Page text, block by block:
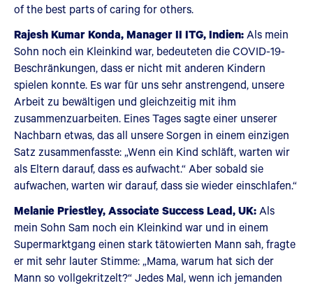
of the best parts of caring for others.
Rajesh Kumar Konda, Manager II ITG, Indien: Als mein
Sohn noch ein Kleinkind war, bedeuteten die COVID-19-
Beschränkungen, dass er nicht mit anderen Kindern
spielen konnte. Es war für uns sehr anstrengend, unsere
Arbeit zu bewältigen und gleichzeitig mit ihm
zusammenzuarbeiten. Eines Tages sagte einer unserer
Nachbarn etwas, das all unsere Sorgen in einem einzigen
Satz zusammenfasste: „Wenn ein Kind schläft, warten wir
als Eltern darauf, dass es aufwacht.“ Aber sobald sie
aufwachen, warten wir darauf, dass sie wieder einschlafen.“
Melanie Priestley, Associate Success Lead, UK: Als
mein Sohn Sam noch ein Kleinkind war und in einem
Supermarktgang einen stark tätowierten Mann sah, fragte
er mit sehr lauter Stimme: „Mama, warum hat sich der
Mann so vollgekritzelt?“ Jedes Mal, wenn ich jemanden